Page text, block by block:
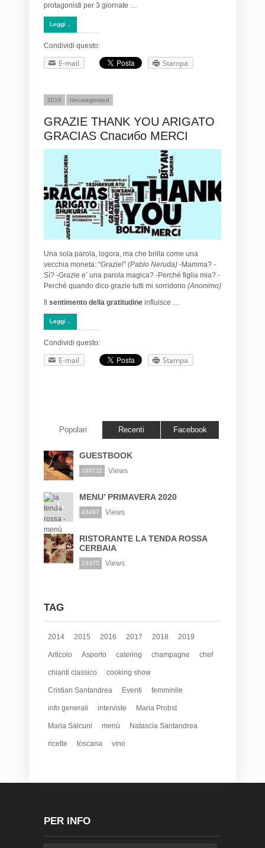
protagonisti per 3 giornate …
Leggi ..
Condividi questo:
E-mail Stampa
2016 Uncategorized
GRAZIE THANK YOU ARIGATO
GRACIAS Спасибо MERCI
Una sola parola, logora, ma che brilla come una
vecchia moneta: “Grazie!” (Pablo Neruda) -Mamma? -
Sì? -Grazie e’ una parola magica? -Perché figlia mia? -
Perché quando dico grazie tutti mi sorridono (Anonimo)
sentimento della gratitudine influisce …
Leggi ..
Condividi questo:
E-mail Stampa
Popolari Recenti Facebook
GUESTBOOK
189711 Views
MENU’ PRIMAVERA 2020
43497 Views
RISTORANTE LA TENDA ROSSA
CERBAIA
23375 Views
TAG
2014 2015 2016 2017 2018 2019
Articolo Asporto catering champagne chef
chianti classico cooking show
Cristian Santandrea Eventi femminile
info generali interviste Maria Probst
Maria Salcuni menù Natascia Santandrea
ricette toscana vino
PER INFO